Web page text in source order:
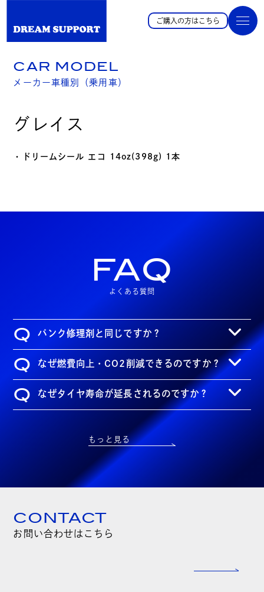
ご購入の方はこちら
CAR MODEL
メーカー車種別（乗用車）
グレイス
・ドリームシール エコ 14oz(398g) 1本
FAQ
よくある質問
Q パンク修理剤と同じですか？
Q なぜ燃費向上・CO2削減できるのですか？
Q なぜタイヤ寿命が延長されるのですか？
もっと見る
CONTACT
お問い合わせはこちら